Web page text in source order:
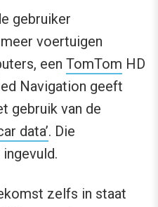
gebruiker
voertuigen
een TomTom HD
Navigation geeft
gebruik van de
data’. Die
zelfs in staat